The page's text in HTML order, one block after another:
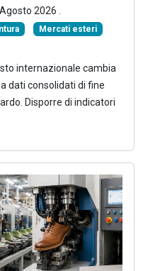
2026
Mercati esteri
internazionale cambia
dati consolidati di fine
Disporre di indicatori